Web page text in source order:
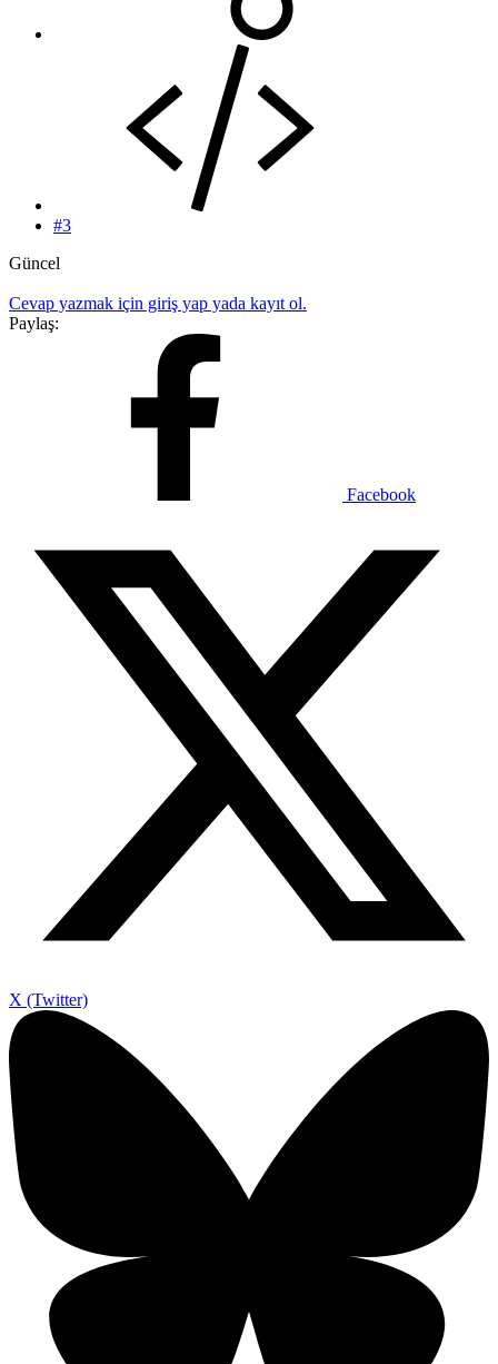
#3
Güncel
Cevap yazmak için giriş yap yada kayıt ol.
Paylaş:
Facebook
X (Twitter)